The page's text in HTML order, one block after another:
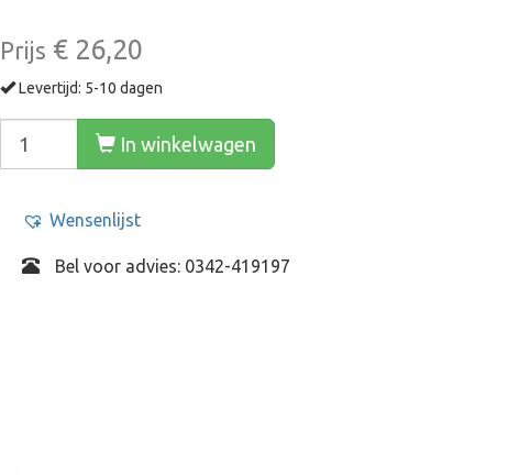
Prijs € 26,20
Levertijd: 5-10 dagen
In winkelwagen
Wensenlijst
Bel voor advies: 0342-419197